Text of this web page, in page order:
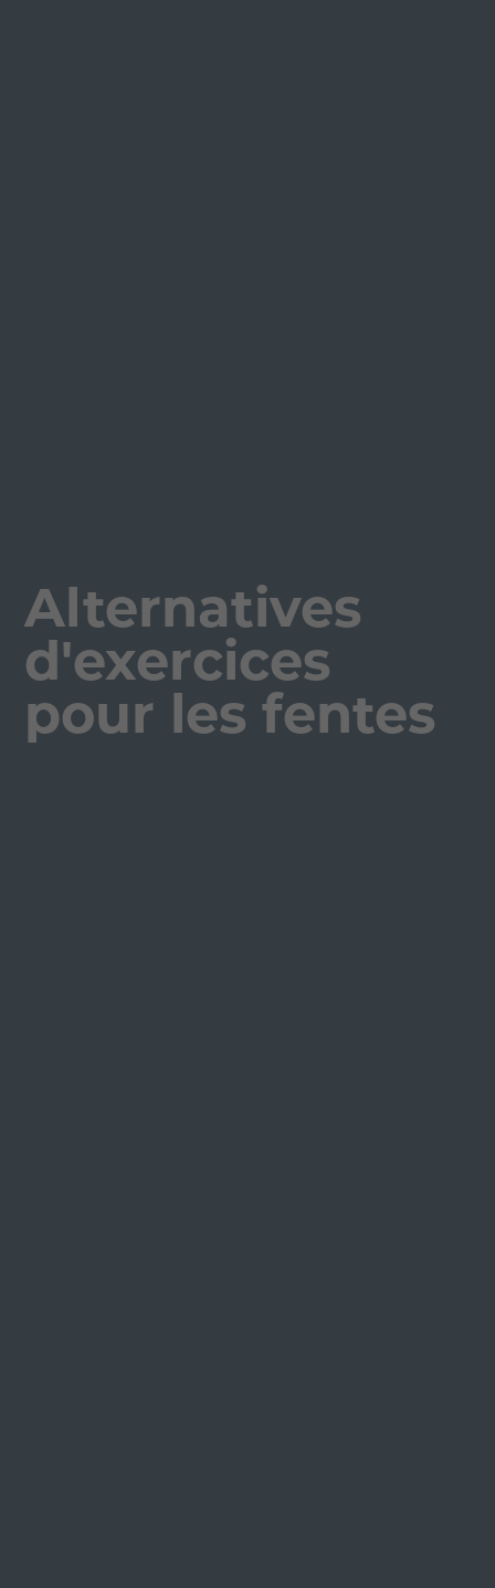
Alternatives
d'exercices
pour les fentes